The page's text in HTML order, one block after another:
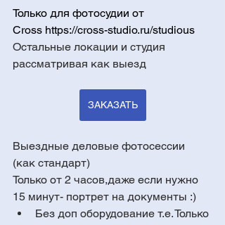
Только для фотосудии от
Cross https://cross-studio.ru/studious
Остальные локации и студия
рассматривая как выезд
ЗАКАЗАТЬ
Выездные деловые фотосессии
(как стандарт)
Только от 2 часов,даже если нужно
15 минут- портрет на документы :)
Без доп оборудование т.е. Только